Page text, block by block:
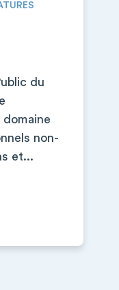
du
non-
et...